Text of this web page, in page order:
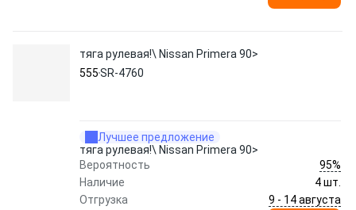
тяга рулевая!\ Nissan Primera 90>
555SR-4760
Лучшее предложение
тяга рулевая!\ Nissan Primera 90>
Вероятность
95%
Наличие
4 шт.
Отгрузка
9 - 14 августа